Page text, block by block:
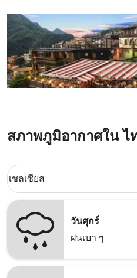
สภาพภูมิอากาศใน ไ
Weather unit option เซลเซียส
เซลเซียส
keyboard_arrow_down
วันศุกร์
ฝนเบา ๆ